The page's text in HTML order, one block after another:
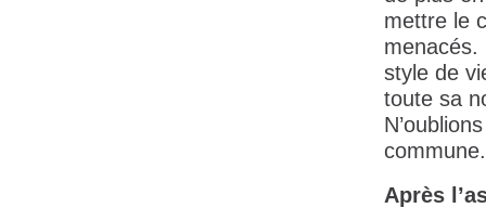
mettre le
menacés.
style de
toute sa
commune.
Après